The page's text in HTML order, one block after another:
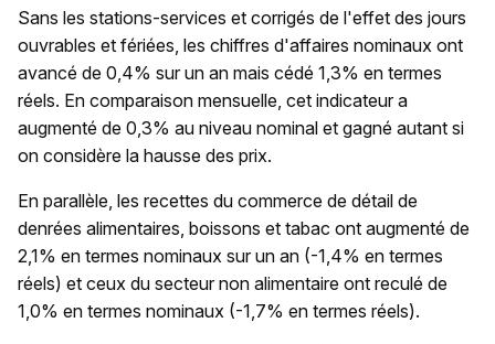
Sans les stations-services et corrigés de l'effet des jours
ouvrables et fériées, les chiffres d'affaires nominaux ont
avancé de 0,4% sur un an mais cédé 1,3% en termes
réels. En comparaison mensuelle, cet indicateur a
augmenté de 0,3% au niveau nominal et gagné autant si
on considère la hausse des prix.
En parallèle, les recettes du commerce de détail de
denrées alimentaires, boissons et tabac ont augmenté de
2,1% en termes nominaux sur un an (-1,4% en termes
réels) et ceux du secteur non alimentaire ont reculé de
1,0% en termes nominaux (-1,7% en termes réels).